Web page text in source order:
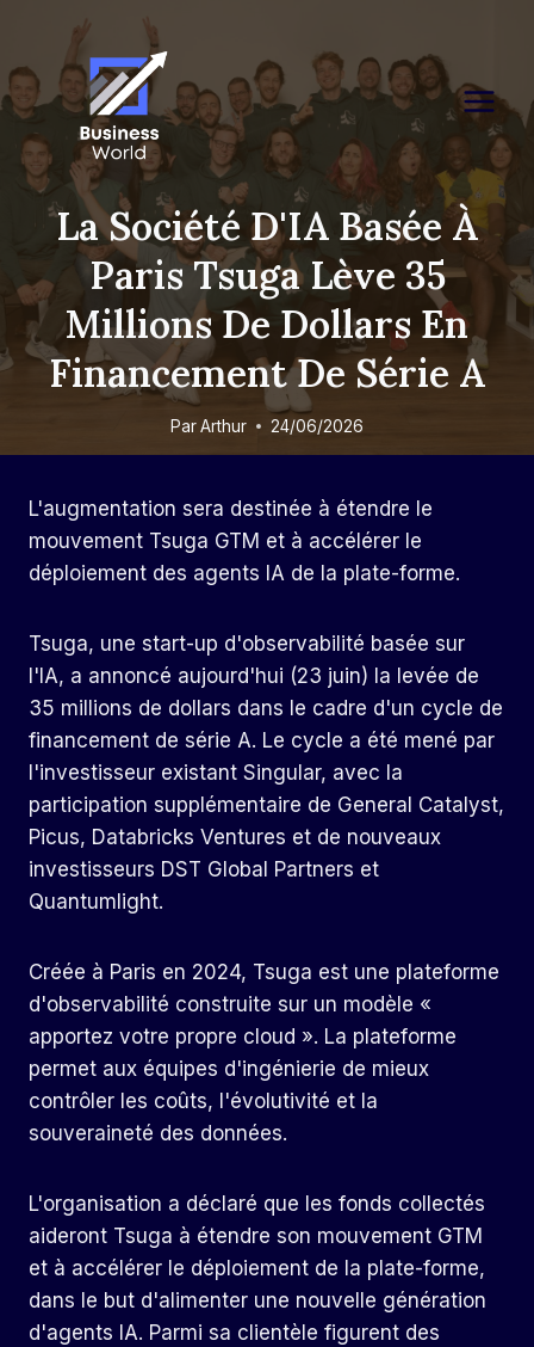
content
La Société D'IA Basée À
Paris Tsuga Lève 35
Millions De Dollars En
Financement De Série A
ParArthur 24/06/2026
L'augmentation sera destinée à étendre le
mouvement Tsuga GTM et à accélérer le
déploiement des agents IA de la plate-forme.
Tsuga, une start-up d'observabilité basée sur
l'IA, a annoncé aujourd'hui (23 juin) la levée de
35 millions de dollars dans le cadre d'un cycle de
financement de série A. Le cycle a été mené par
l'investisseur existant Singular, avec la
participation supplémentaire de General Catalyst,
Picus, Databricks Ventures et de nouveaux
investisseurs DST Global Partners et
Quantumlight.
Créée à Paris en 2024, Tsuga est une plateforme
d'observabilité construite sur un modèle «
apportez votre propre cloud ». La plateforme
permet aux équipes d'ingénierie de mieux
contrôler les coûts, l'évolutivité et la
souveraineté des données.
L'organisation a déclaré que les fonds collectés
aideront Tsuga à étendre son mouvement GTM
et à accélérer le déploiement de la plate-forme,
dans le but d'alimenter une nouvelle génération
d'agents IA. Parmi sa clientèle figurent des